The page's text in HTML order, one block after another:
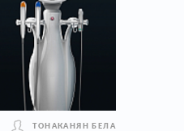
ТОНАКАНЯН БЕЛА